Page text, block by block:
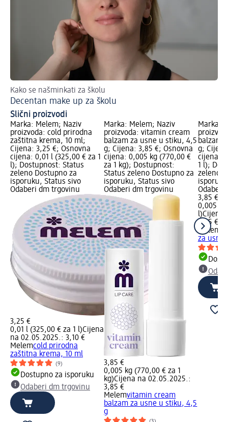
Kako se našminkati za školu
Decentan make up za školu
Slični proizvodi
Marka: Melem; Naziv
proizvoda: cold prirodna
zaštitna krema, 10 ml;
Cijena: 3,25 €; Osnovna
cijena: 0,01 l (325,00 € za 1
l); Dostupnost: Status
zeleno Dostupno za
isporuku, Status sivo
Odaberi dm trgovinu
3,25 €
0,01 l (325,00 € za 1 l)Cijena
na 02.05.2025.: 3,10 €
Melemcold prirodna
zaštitna krema, 10 ml
(9)
Dostupno za isporuku
Odaberi dm trgovinu
Marka: Melem; Naziv
proizvoda: vitamin cream
balzam za usne u stiku, 4,5
g; Cijena: 3,85 €; Osnovna
cijena: 0,005 kg (770,00 €
za 1 kg); Dostupnost:
Status zeleno Dostupno za
isporuku, Status sivo
Odaberi dm trgovinu
3,85 €
0,005 kg (770,00 € za 1
kg)Cijena na 02.05.2025.:
3,85 €
Melemvitamin cream
balzam za usne u stiku, 4,5
g
Marka:
balzam
g;
cijena:
1 l);
zeleno
Odaberi
3,85 €
0,005 l
l)Cijena
3,85 €
Melem
za usne